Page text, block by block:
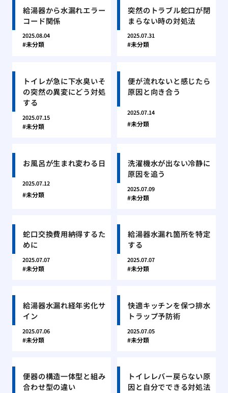
給湯器から水漏れエラー
コード関係
2025.08.04
未分類
突然のトラブル蛇口が閉
まらない時の対処法
2025.07.31
未分類
トイレが急に下水臭いそ
の突然の異変にどう対処
する
2025.07.15
未分類
便が流れないと感じたら
原因と向き合う
2025.07.14
未分類
お風呂が生まれ変わる日
2025.07.12
未分類
洗濯機水が出ない冷静に
原因を追う
2025.07.09
未分類
蛇口交換費用納得するた
めに
2025.07.07
未分類
給湯器水漏れ箇所を特定
する
2025.07.07
未分類
給湯器水漏れ経年劣化サ
イン
2025.07.06
未分類
快適キッチンを保つ排水
トラップ予防術
2025.07.05
未分類
便器の構造一体型と組み
合わせ型の違い
トイレレバー戻らない原
因と自分でできる対処法